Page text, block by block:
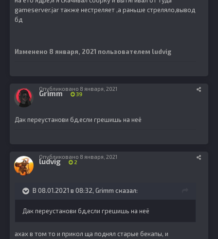
gameserver.jar также нестреляет ,а раньше стреляло,вывод
бд
Изменено 8 января, 2021 пользователем ludvig
Grimm 39
Опубликовано 8 января, 2021
Дак переустанови бд,если грешишь на неё
ludvig 2
Опубликовано 8 января, 2021
В 08.01.2021 в 08:32, Grimm сказал:
Дак переустанови бд,если грешишь на неё
ахах в том то и прикол ща поднял старые бекапы, и